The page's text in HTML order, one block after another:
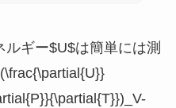
ギー$U$は簡単には測